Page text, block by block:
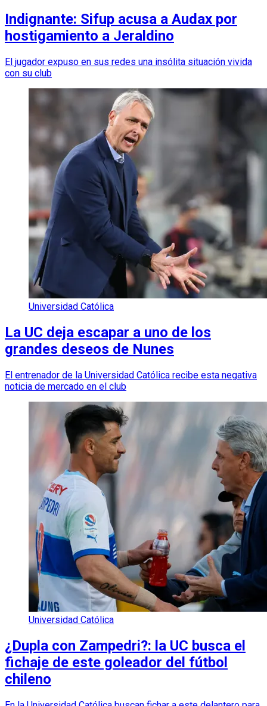
Indignante: Sifup acusa a Audax por
hostigamiento a Jeraldino
El jugador expuso en sus redes una insólita situación vivida
con su club
Universidad Católica
La UC deja escapar a uno de los
grandes deseos de Nunes
El entrenador de la Universidad Católica recibe esta negativa
noticia de mercado en el club
Universidad Católica
¿Dupla con Zampedri?: la UC busca el
fichaje de este goleador del fútbol
chileno